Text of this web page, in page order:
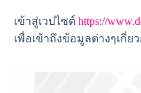
เข้าสู่เวปไซต์ https://
เพื่อเข้าถึงข้อมูลต่างๆเกี่